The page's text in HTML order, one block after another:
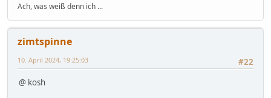
Ach, was weiß denn ich ...
zimtspinne
#22
10. April 2024, 19:25:03
@ kosh